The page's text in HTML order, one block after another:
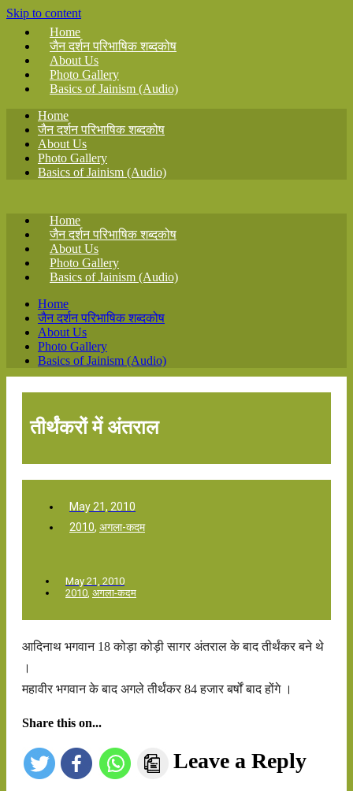
Skip to content
Home
जैन दर्शन परिभाषिक शब्दकोष
About Us
Photo Gallery
Basics of Jainism (Audio)
Home
जैन दर्शन परिभाषिक शब्दकोष
About Us
Photo Gallery
Basics of Jainism (Audio)
Home
जैन दर्शन परिभाषिक शब्दकोष
About Us
Photo Gallery
Basics of Jainism (Audio)
Home
जैन दर्शन परिभाषिक शब्दकोष
About Us
Photo Gallery
Basics of Jainism (Audio)
तीर्थंकरों में अंतराल
May 21, 2010
2010, अगला-कदम
May 21, 2010
2010 अगला-कदम
आदिनाथ भगवान 18 कोड़ा कोड़ी सागर अंतराल के बाद तीर्थंकर बने थे
।
महावीर भगवान के बाद अगले तीर्थंकर 84 हजार बर्षों बाद होंगे ।
Share this on...
Leave a Reply